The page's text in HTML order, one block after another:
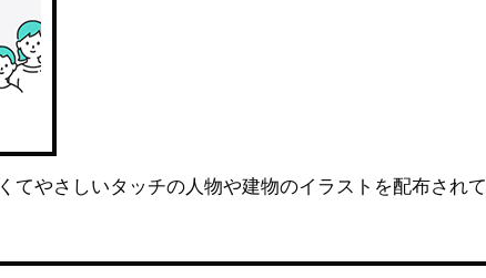
てやさしいタッチの人物や建物のイラストを配布されて